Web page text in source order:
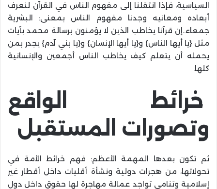
السياسية، فإذا انتقلنا إلى مفهوم الناس في القرآن لنعرف
أبعاده ومعانيه وجدنا مفهوم الناس بمعنى: البشرية
جمعاء..إن قرآنا يخاطب الذين لا يؤمنون برسالة محمد بآيات
مثل {يا أيها الناس} و{يا أيها الإنسان} و{يا بني آدم} يجدر بمن
يحمله أن يتعلم كيف يخاطب الناس أجمعين والإنسانية
كلها.
خرائط الواقع
وتصورات المستقبل
ثم تكون بعدها المهمة الأعظم: فهم خرائط الأمة في
تحولاتها، من هجرات دولية ونشأة أقليات داخل أقطار غير
إسلامية وتنامي تواجد عمالة مهاجرة لها حقوق داخل دول